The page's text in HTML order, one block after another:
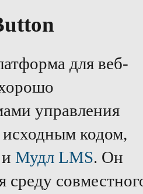
для веб-
управления
кодом,
и Мудл LMS. Он
среду